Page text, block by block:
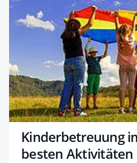
Kinderbetreuung
besten Aktivitäten